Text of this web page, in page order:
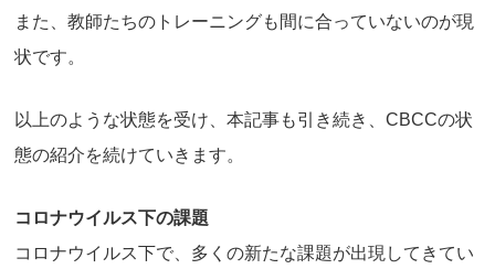
また、教師たちのトレーニングも間に合っていないのが現
状です。
以上のような状態を受け、本記事も引き続き、CBCCの状
態の紹介を続けていきます。
コロナウイルス下の課題
コロナウイルス下で、多くの新たな課題が出現してきてい